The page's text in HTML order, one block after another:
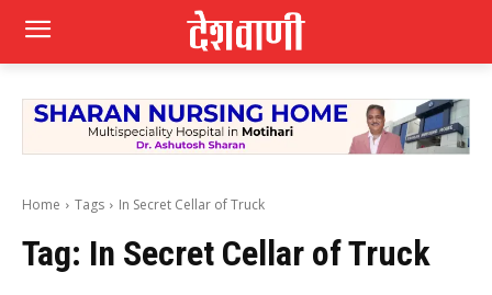
Home Tags In Secret Cellar of Truck
Tag: In Secret Cellar of Truck